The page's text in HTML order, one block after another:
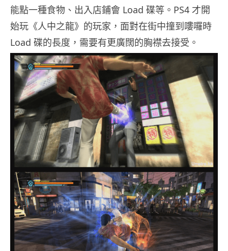
能點一種食物、出入店鋪會 Load 碟等。PS4 才開
始玩《人中之龍》的玩家，面對在街中撞到嘍囉時
Load 碟的長度，需要有更廣闊的胸襟去接受。